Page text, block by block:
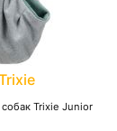
Trixie Junior